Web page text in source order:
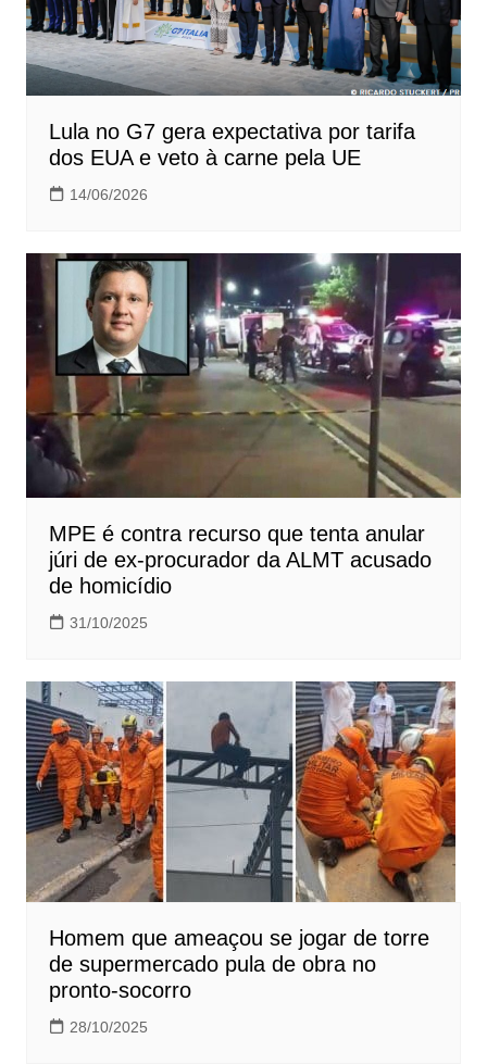
Lula no G7 gera expectativa por tarifa
dos EUA e veto à carne pela UE
14/06/2026
MPE é contra recurso que tenta anular
júri de ex-procurador da ALMT acusado
de homicídio
31/10/2025
Homem que ameaçou se jogar de torre
de supermercado pula de obra no
pronto-socorro
28/10/2025